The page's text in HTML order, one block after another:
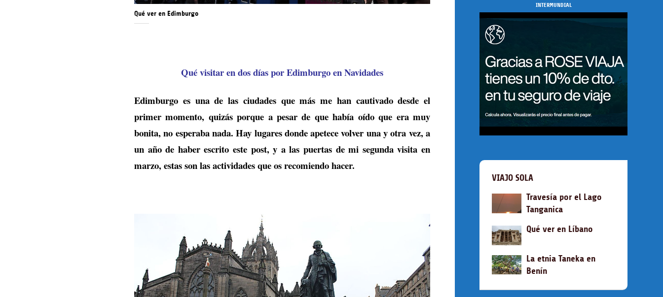
Qué ver en Edimburgo
Qué visitar en dos días por Edimburgo en Navidades
Edimburgo es una de las ciudades que más me han cautivado desde el
primer momento, quizás porque a pesar de que había oído que era muy
bonita, no esperaba nada. Hay lugares donde apetece volver una y otra vez, a
un año de haber escrito este post, y a las puertas de mi segunda visita en
marzo, estas son las actividades que os recomiendo hacer.
INTERMUNDIAL
VIAJO SOLA
Travesía por el Lago
Tanganica
Qué ver en Líbano
La etnia Taneka en
Benín